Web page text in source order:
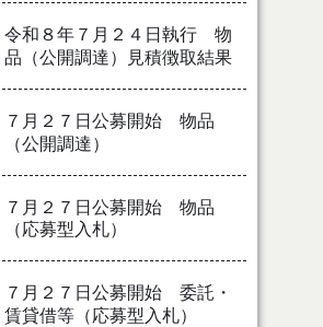
令和８年７月２４日執行 物
品（公開調達）見積徴取結果
７月２７日公募開始 物品
（公開調達）
７月２７日公募開始 物品
（応募型入札）
７月２７日公募開始 委託・
賃貸借等（応募型入札）